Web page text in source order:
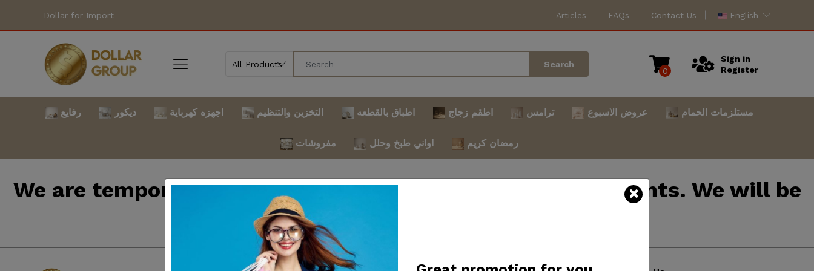
Dollar for Import Articles FAQs Contact Us English
Search
0
Sign in
Register
رفايع ديكور اجهزه كهرباية التخزين والتنظيم اطباق بالقطعه اطقم زجاج ترامس عروض الاسبوع مستلزمات الحمام
مفروشات اواني طبخ وحلل رمضان كريم
We are temporarily closed for maintenance and improvements. We will be
back soon. Thank you for your patience.